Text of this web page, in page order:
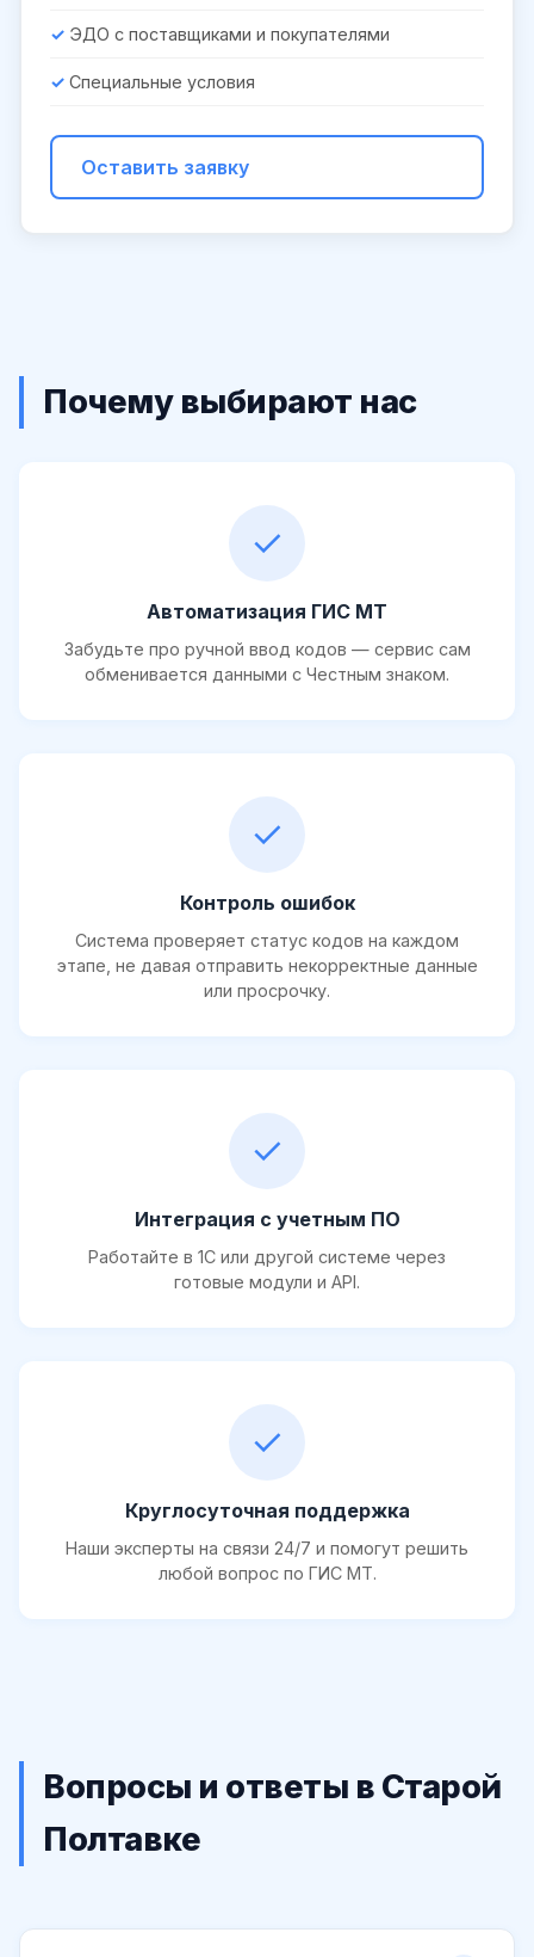
ЭДО с поставщиками и покупателями
Специальные условия
Оставить заявку
Почему выбирают нас
✓
Автоматизация ГИС МТ
Забудьте про ручной ввод кодов — сервис сам
обменивается данными с Честным знаком.
✓
Контроль ошибок
Система проверяет статус кодов на каждом
этапе, не давая отправить некорректные данные
или просрочку.
✓
Интеграция с учетным ПО
Работайте в 1С или другой системе через
готовые модули и API.
✓
Круглосуточная поддержка
Наши эксперты на связи 24/7 и помогут решить
любой вопрос по ГИС МТ.
Вопросы и ответы в Старой
Полтавке